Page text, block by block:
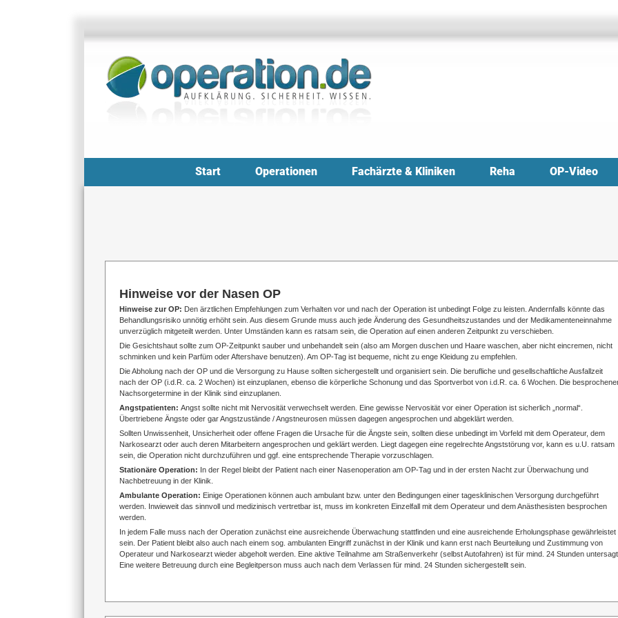
Start Operationen Fachärzte & Kliniken Reha OP-Video
Hinweise vor der Nasen OP
Hinweise zur OP: Den ärztlichen Empfehlungen zum Verhalten vor und nach der Operation ist unbedingt Folge zu leisten. Andernfalls könnte das
Behandlungsrisiko unnötig erhöht sein. Aus diesem Grunde muss auch jede Änderung des Gesundheitszustandes und der Medikamenteneinnahme
unverzüglich mitgeteilt werden. Unter Umständen kann es ratsam sein, die Operation auf einen anderen Zeitpunkt zu verschieben.
Die Gesichtshaut sollte zum OP-Zeitpunkt sauber und unbehandelt sein (also am Morgen duschen und Haare waschen, aber nicht eincremen, nicht
schminken und kein Parfüm oder Aftershave benutzen). Am OP-Tag ist bequeme, nicht zu enge Kleidung zu empfehlen.
Die Abholung nach der OP und die Versorgung zu Hause sollten sichergestellt und organisiert sein. Die berufliche und gesellschaftliche Ausfallzeit
nach der OP (i.d.R. ca. 2 Wochen) ist einzuplanen, ebenso die körperliche Schonung und das Sportverbot von i.d.R. ca. 6 Wochen. Die
Nachsorgetermine in der Klinik sind einzuplanen.
Angstpatienten: Angst sollte nicht mit Nervosität verwechselt werden. Eine gewisse Nervosität vor einer Operation ist sicherlich „normal“.
Übertriebene Ängste oder gar Angstzustände / Angstneurosen müssen dagegen angesprochen und abgeklärt werden.
Sollten Unwissenheit, Unsicherheit oder offene Fragen die Ursache für die Ängste sein, sollten diese unbedingt im Vorfeld mit dem Operateur, dem
Narkosearzt oder auch deren Mitarbeitern angesprochen und geklärt werden. Liegt dagegen eine regelrechte Angststörung vor, kann es u.U. ratsam
sein, die Operation nicht durchzuführen und ggf. eine entsprechende Therapie vorzuschlagen.
Stationäre Operation: In der Regel bleibt der Patient nach einer Nasenoperation am OP-Tag und in der ersten Nacht zur Überwachung und
Nachbetreuung in der Klinik.
Ambulante Operation: Einige Operationen können auch ambulant bzw. unter den Bedingungen einer tagesklinischen Versorgung durchgeführt
werden. Inwieweit das sinnvoll und medizinisch vertretbar ist, muss im konkreten Einzelfall mit dem Operateur und dem Anästhesisten besprochen
werden.
In jedem Falle muss nach der Operation zunächst eine ausreichende Überwachung stattfinden und eine ausreichende Erholungsphase gewährleistet
sein. Der Patient bleibt also auch nach einem sog. ambulanten Eingriff zunächst in der Klinik und kann erst nach Beurteilung und Zustimmung von
Operateur und Narkosearzt wieder abgeholt werden. Eine aktive Teilnahme am Straßenverkehr (selbst Autofahren) ist für mind. 24 Stunden
Eine weitere Betreuung durch eine Begleitperson muss auch nach dem Verlassen für mind. 24 Stunden sichergestellt sein.